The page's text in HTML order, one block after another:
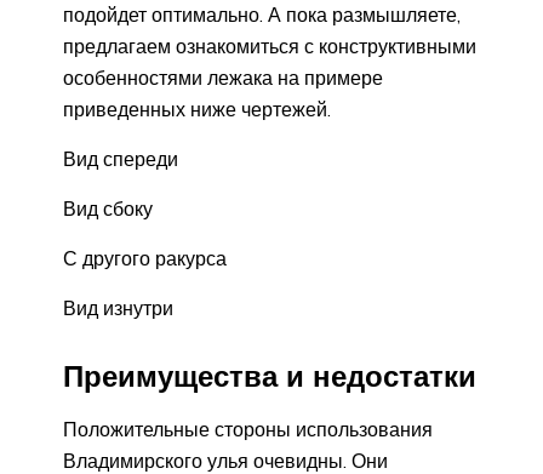
подойдет оптимально. А пока размышляете,
предлагаем ознакомиться с конструктивными
особенностями лежака на примере
приведенных ниже чертежей.
Вид спереди
Вид сбоку
С другого ракурса
Вид изнутри
Преимущества и недостатки
Положительные стороны использования
Владимирского улья очевидны. Они